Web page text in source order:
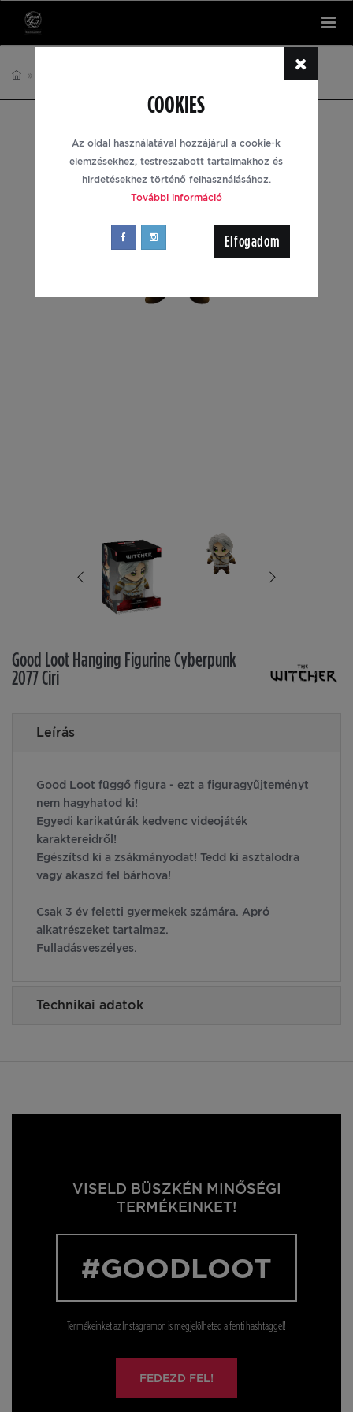
Good Loot Hanging Figurine Cyberpunk
2077 Ciri
Leírás
Good Loot függő figura - ezt a figuragyűjteményt
nem hagyhatod ki!
Egyedi karikatúrák kedvenc videojáték
karaktereidről!
Egészítsd ki a zsákmányodat! Tedd ki asztalodra
vagy akaszd fel bárhova!
Csak 3 év feletti gyermekek számára. Apró
alkatrészeket tartalmaz.
Fulladásveszélyes.
Technikai adatok
VISELD BÜSZKÉN MINŐSÉGI
TERMÉKEINKET!
#GOODLOOT
Termékeinket az Instagramon is megjelölheted a fenti hashtaggel!
FEDEZD FEL!
COOKIES
Az oldal használatával hozzájárul a cookie-k
elemzésekhez, testreszabott tartalmakhoz és
hirdetésekhez történő felhasználásához.
További információ
Elfogadom